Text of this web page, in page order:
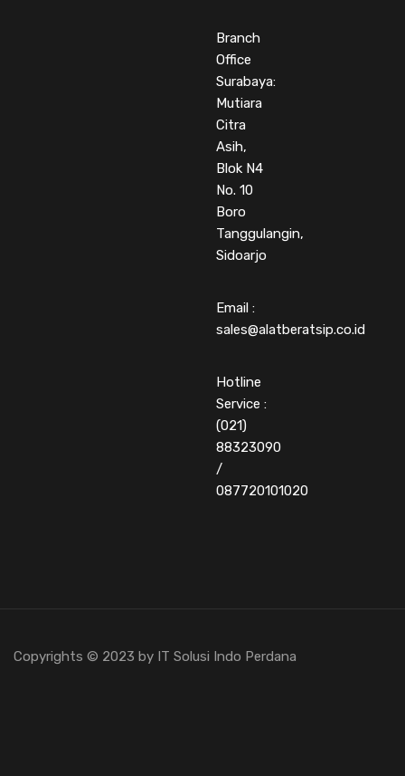
Branch
Office
Surabaya:
Mutiara
Citra
Asih,
Blok N4
No. 10
Boro
Tanggulangin,
Sidoarjo
Email :
sales@alatberatsip.co.id
Hotline
Service :
(021)
88323090
/
087720101020
Copyrights © 2023 by IT Solusi Indo Perdana